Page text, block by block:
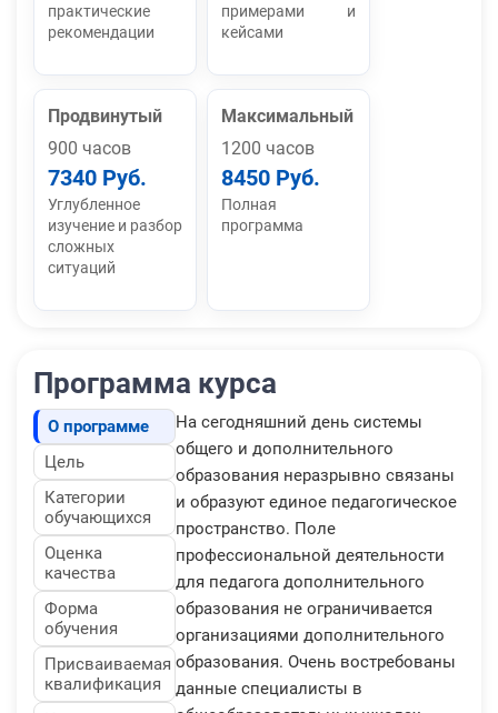
практические
рекомендации
примерами и
кейсами
Продвинутый
900 часов
7340 Руб.
Углубленное
изучение и разбор
сложных
ситуаций
Максимальный
1200 часов
8450 Руб.
Полная
программа
Программа курса
О программе
Цель
Категории
обучающихся
Оценка
качества
Форма
обучения
Присваиваемая
квалификация
На сегодняшний день системы
общего и дополнительного
образования неразрывно связаны
и образуют единое педагогическое
пространство. Поле
профессиональной деятельности
для педагога дополнительного
образования не ограничивается
организациями дополнительного
образования. Очень востребованы
данные специалисты в